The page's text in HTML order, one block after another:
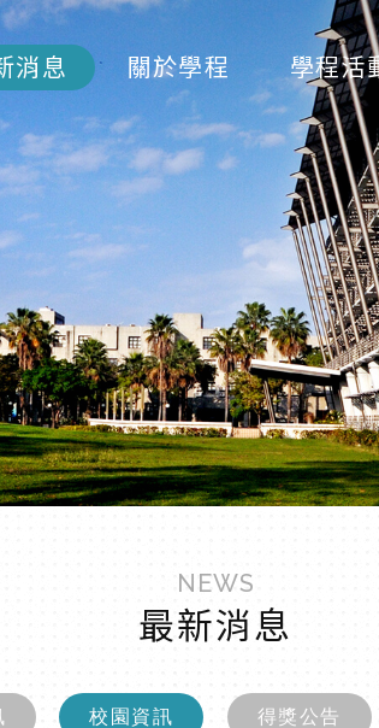
消息 關於學程 學程活
NEWS
最新消息
校園資訊 得獎公告